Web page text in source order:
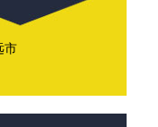
市